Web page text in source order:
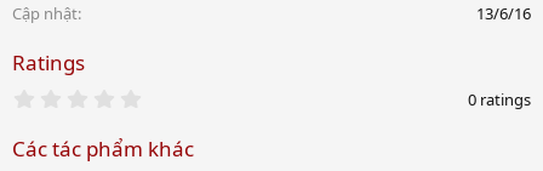
Cập nhật
13/6/16
Ratings
0
0 ratings
Các tác phẩm khác